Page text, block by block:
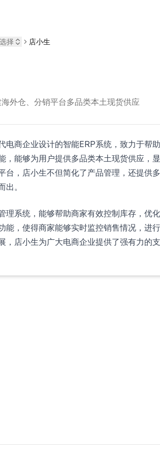
择 店小生
外仓、分销平台多品类本土现货供应
电商企业设计的智能ERP系统，致力于帮
，能够为用户提供多品类本土现货供应，
台，店小生不但简化了产品管理，还提供
。
理系统，能够帮助商家有效控制库存，优
能，使得商家能够实时监控销售情况，进
，店小生为广大电商企业提供了强有力的